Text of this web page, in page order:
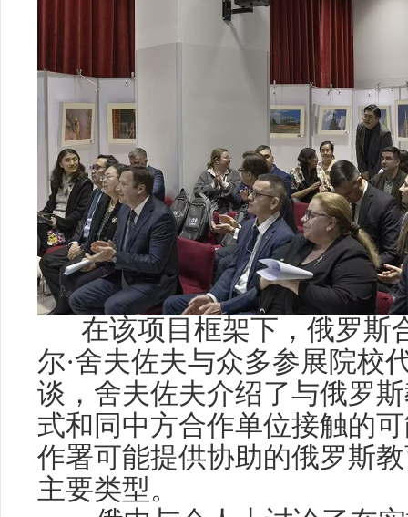
在该项目框架下，俄罗斯
尔·舍夫佐夫与众多参展院校
谈，舍夫佐夫介绍了与俄罗
式和同中方合作单位接触的
作署可能提供协助的俄罗斯
主要类型。